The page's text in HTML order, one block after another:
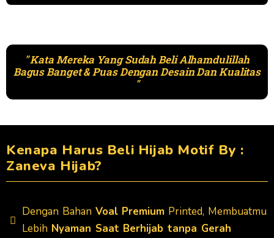
" Kata Mereka Yang Sudah Beli Alhamdulillah
Bagus Banget & Puas Dengan Desain Dan Kualitas
"
Kenapa Harus Beli Hijab Motif By :
Zaneva Hijab?
Dengan Bahan Voal Premium Printed, Membuatmu
Lebih Nyaman Saat Berhijab tanpa Gerah